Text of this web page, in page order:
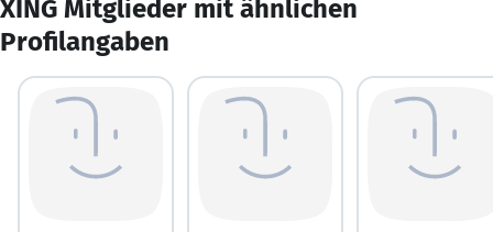
XING Mitglieder mit ähnlichen
Profilangaben